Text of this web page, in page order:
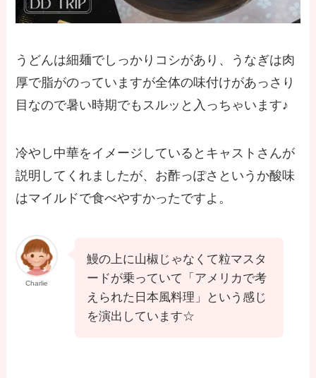
うどんは細麺でしっかりコシがあり、うなぎは肉
厚で脂がのっていますが全体の味付けがあっさり
目なので暑い時期でもスルッと入っちゃいます♪
冷やし中華をイメージしているとキャストさんが
説明してくれましたが、お酢っぽさというか酸味
はマイルドで食べやすかったですよ。
Charlie
鰻の上に山椒じゃなくて粒マスタ
ードが乗っていて「アメリカで考
えられた日本風料理」という感じ
を演出しています☆